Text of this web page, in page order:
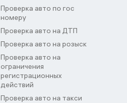
Проверка авто по гос
номеру
Проверка авто на ДТП
Проверка авто на розыск
Проверка авто на
ограничения
регистрационных
действий
Проверка авто на такси